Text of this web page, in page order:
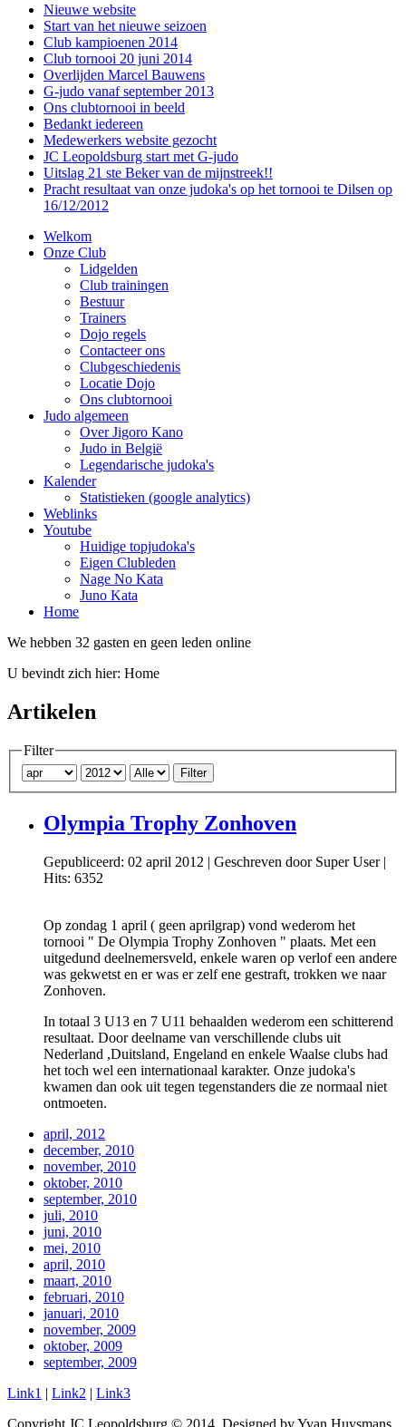
Nieuwe website
Start van het nieuwe seizoen
Club kampioenen 2014
Club tornooi 20 juni 2014
Overlijden Marcel Bauwens
G-judo vanaf september 2013
Ons clubtornooi in beeld
Bedankt iedereen
Medewerkers website gezocht
JC Leopoldsburg start met G-judo
Uitslag 21 ste Beker van de mijnstreek!!
Pracht resultaat van onze judoka's op het tornooi te Dilsen op
16/12/2012
Welkom
Onze Club
Lidgelden
Club trainingen
Bestuur
Trainers
Dojo regels
Contacteer ons
Clubgeschiedenis
Locatie Dojo
Ons clubtornooi
Judo algemeen
Over Jigoro Kano
Judo in België
Legendarische judoka's
Kalender
Statistieken (google analytics)
Weblinks
Youtube
Huidige topjudoka's
Eigen Clubleden
Nage No Kata
Juno Kata
Home
We hebben 32 gasten en geen leden online
U bevindt zich hier: Home
Artikelen
Filter
Filter
Olympia Trophy Zonhoven
Gepubliceerd: 02 april 2012 | Geschreven door Super User|
Hits: 6352
Op zondag 1 april ( geen aprilgrap) vond wederom het
tornooi " De Olympia Trophy Zonhoven " plaats. Met een
uitgedund deelnemersveld, enkele waren op verlof een andere
was gekwetst en er was er zelf ene gestraft, trokken we naar
Zonhoven.
In totaal 3 U13 en 7 U11 behaalden wederom een schitterend
resultaat. Door deelname van verschillende clubs uit
Nederland ,Duitsland, Engeland en enkele Waalse clubs had
het toch wel een internationaal karakter. Onze judoka's
kwamen dan ook uit tegen tegenstanders die ze normaal niet
ontmoeten.
april, 2012
december, 2010
november, 2010
oktober, 2010
september, 2010
juli, 2010
juni, 2010
mei, 2010
april, 2010
maart, 2010
februari, 2010
januari, 2010
november, 2009
oktober, 2009
september, 2009
Link1 | Link2 | Link3
Copyright JC Leopoldsburg © 2014. Designed by Yvan Huysmans.